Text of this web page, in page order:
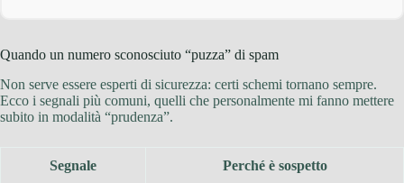
Quando un numero sconosciuto “puzza” di spam
Non serve essere esperti di sicurezza: certi schemi tornano sempre.
Ecco i segnali più comuni, quelli che personalmente mi fanno mettere
subito in modalità “prudenza”.
Segnale Perché è sospetto